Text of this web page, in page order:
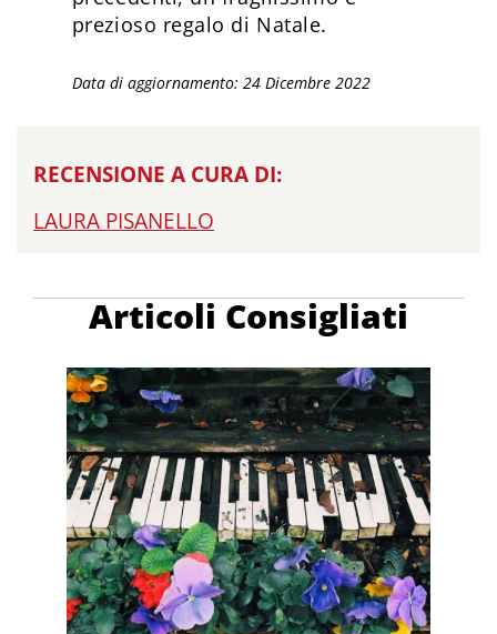
prezioso regalo di Natale.
Data di aggiornamento: 24 Dicembre 2022
RECENSIONE A CURA DI:
LAURA PISANELLO
Articoli Consigliati